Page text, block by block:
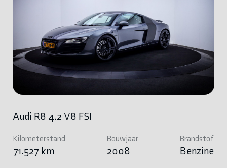
Audi R8 4.2 V8 FSI
Kilometerstand
71.527 km
Bouwjaar
2008
Brandstof
Benzine